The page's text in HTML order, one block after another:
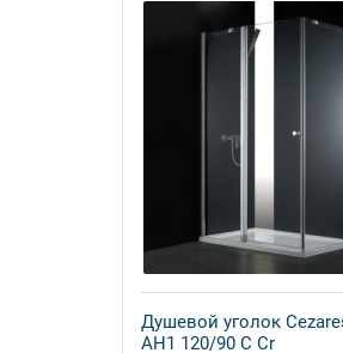
Душевой уголок
AH1 120/90 C Cr